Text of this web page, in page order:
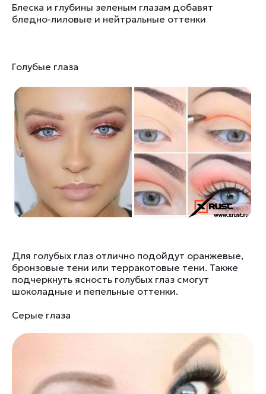
Блеска и глубины зеленым глазам добавят
бледно-лиловые и нейтральные оттенки
Голубые глаза
Для голубых глаз отлично подойдут оранжевые,
бронзовые тени или терракотовые тени. Также
подчеркнуть ясность голубых глаз смогут
шоколадные и пепельные оттенки.
Серые глаза